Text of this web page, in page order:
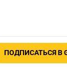
ПОДПИСАТЬСЯ В